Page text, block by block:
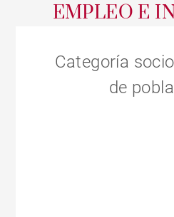
EMPLEO E
Categoría
de